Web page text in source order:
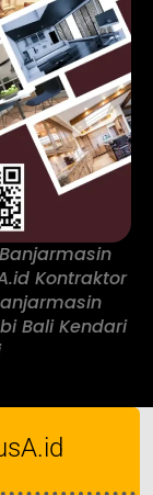
Kontraktor
Bali Kendari